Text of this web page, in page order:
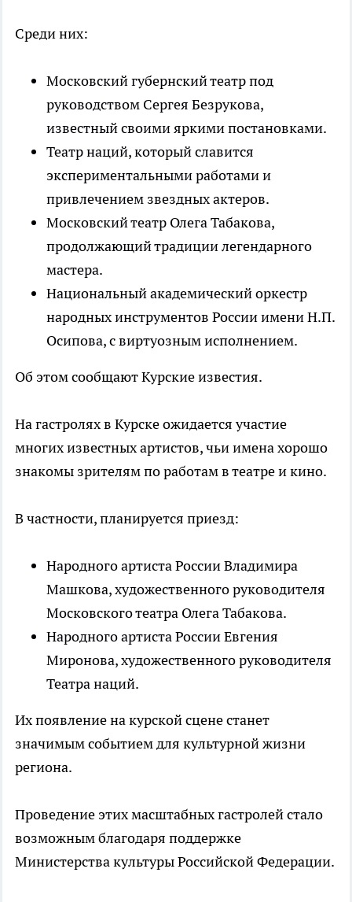
Среди них:
Московский губернский театр под
руководством Сергея Безрукова,
известный своими яркими постановками.
Театр наций, который славится
экспериментальными работами и
привлечением звездных актеров.
Московский театр Олега Табакова,
продолжающий традиции легендарного
мастера.
Национальный академический оркестр
народных инструментов России имени Н.П.
Осипова, с виртуозным исполнением.
Об этом сообщают Курские известия.
На гастролях в Курске ожидается участие
многих известных артистов, чьи имена хорошо
знакомы зрителям по работам в театре и кино.
В частности, планируется приезд:
Народного артиста России Владимира
Машкова, художественного руководителя
Московского театра Олега Табакова.
Народного артиста России Евгения
Миронова, художественного руководителя
Театра наций.
Их появление на курской сцене станет
значимым событием для культурной жизни
региона.
Проведение этих масштабных гастролей стало
возможным благодаря поддержке
Министерства культуры Российской Федерации.